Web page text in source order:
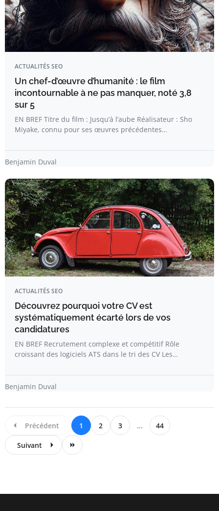
ACTUALITÉS SEO
Un chef-d’œuvre d’humanité : le film
incontournable à ne pas manquer, noté 3,8
sur 5
EN BREF Titre du film : Jusqu’à l’aube Réalisateur : Sho
Miyake, connu pour ses œuvres précédentes…
Benjamin Duval
ACTUALITÉS SEO
Découvrez pourquoi votre CV est
systématiquement écarté lors de vos
candidatures
EN BREF Recrutement complexe et compétitif Rôle
croissant des logiciels ATS dans le tri des CV Les…
Benjamin Duval
Précédent 1 2 3 ... 44
Suivant